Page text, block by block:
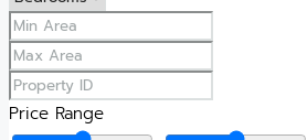
Price Range